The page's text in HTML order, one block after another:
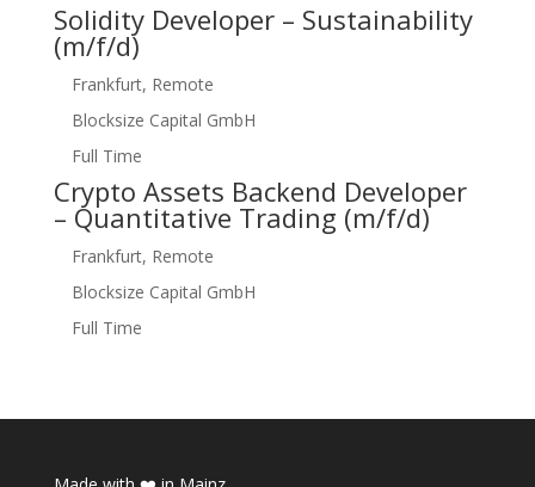
Solidity Developer – Sustainability
(m/f/d)
Frankfurt, Remote
Blocksize Capital GmbH
Full Time
Crypto Assets Backend Developer
– Quantitative Trading (m/f/d)
Frankfurt, Remote
Blocksize Capital GmbH
Full Time